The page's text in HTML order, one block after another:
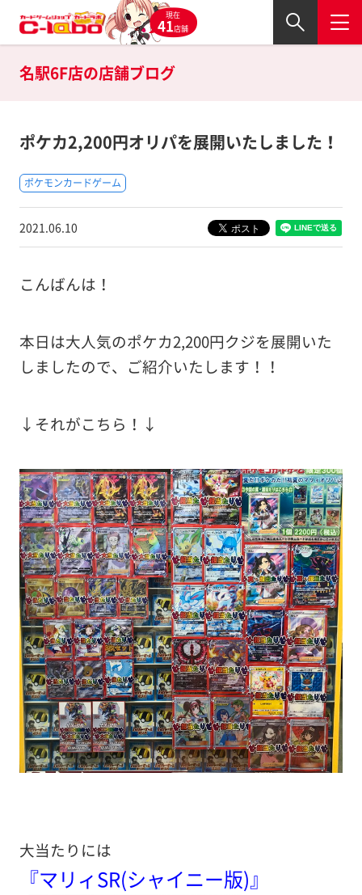
現在
41店舗
名駅6F店の店舗ブログ
ポケカ2,200円オリパを展開いたしました！
ポケモンカードゲーム
2021.06.10
こんばんは！
本日は大人気のポケカ2,200円クジを展開いた
しましたので、ご紹介いたします！！
↓それがこちら！↓
大当たりには
『マリィSR(シャイニー版)』